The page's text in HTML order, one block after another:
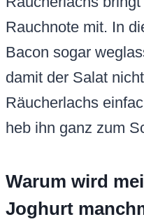
Rauchnote mit. In
Bacon sogar
damit der Salat
Räucherlachs
heb ihn ganz zum
Warum wird
Joghurt